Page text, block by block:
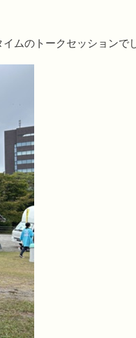
ムのトークセッションで